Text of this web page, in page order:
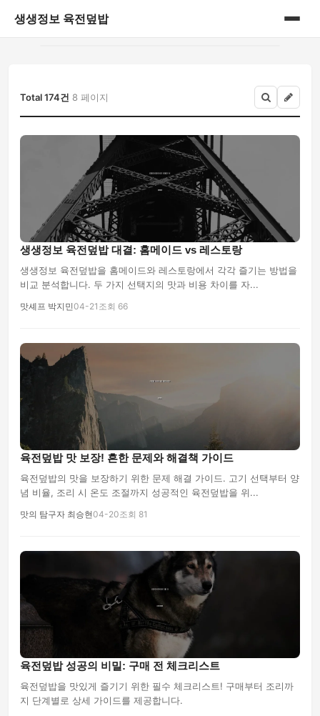
생생정보 육전덮밥
게시판
Total 174건 8 페이지
생생정보 육전덮밥 대결: 홈메이드 vs 레스토랑
생생정보 육전덮밥을 홈메이드와 레스토랑에서 각각 즐기는 방법을
비교 분석합니다. 두 가지 선택지의 맛과 비용 차이를 자...
맛셰프 박지민04-21 조회 66
육전덮밥 맛 보장! 흔한 문제와 해결책 가이드
육전덮밥의 맛을 보장하기 위한 문제 해결 가이드. 고기 선택부터 양
념 비율, 조리 시 온도 조절까지 성공적인 육전덮밥을 위...
맛의 탐구자 최승현04-20조회 81
육전덮밥 성공의 비밀: 구매 전 체크리스트
육전덮밥을 맛있게 즐기기 위한 필수 체크리스트! 구매부터 조리까
지 단계별로 상세 가이드를 제공합니다.